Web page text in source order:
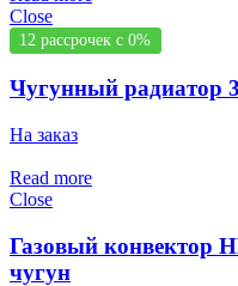
Close
12 рассрочек с 0%
Чугунный радиатор
На заказ
Read more
Close
Газовый конвектор
чугун